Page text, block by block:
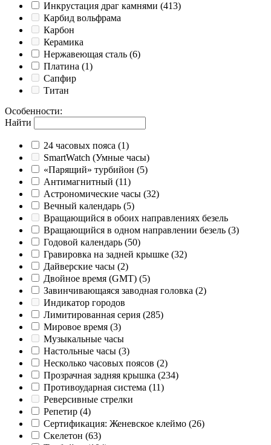
Инкрустация драг камнями (413)
Карбид вольфрама
Карбон
Керамика
Нержавеющая сталь (6)
Платина (1)
Сапфир
Титан
Особенности:
Найти
24 часовых пояса (1)
SmartWatch (Умные часы)
«Парящий» турбийон (5)
Антимагнитный (11)
Астрономические часы (32)
Вечный календарь (5)
Вращающийся в обоих направлениях безель
Вращающийся в одном направлении безель (3)
Годовой календарь (50)
Гравировка на задней крышке (32)
Дайверские часы (2)
Двойное время (GMT) (5)
Завинчивающаяся заводная головка (2)
Индикатор городов
Лимитированная серия (285)
Мировое время (3)
Музыкальные часы
Настольные часы (3)
Несколько часовых поясов (2)
Прозрачная задняя крышка (234)
Противоударная система (11)
Реверсивные стрелки
Репетир (4)
Сертификация: Женевское клеймо (26)
Скелетон (63)